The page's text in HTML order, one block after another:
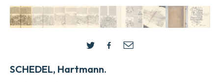
SCHEDEL, Hartmann.